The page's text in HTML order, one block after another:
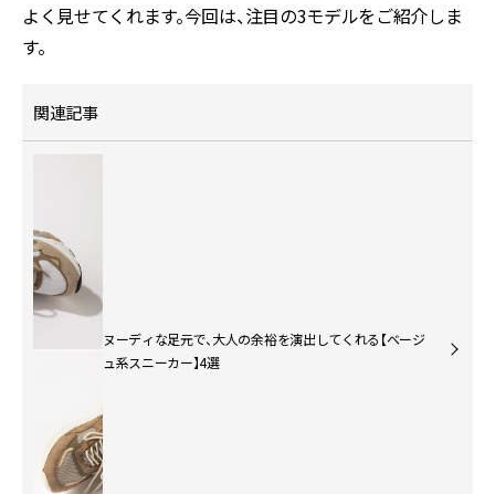
よく見せてくれます。今回は、注目の3モデルをご紹介しま
す。
関連記事
ヌーディな足元で、大人の余裕を演出してくれる【ベージ
ュ系スニーカー】4選